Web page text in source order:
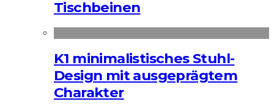
Tischbeinen
K1 minimalistisches Stuhl-
Design mit ausgeprägtem
Charakter